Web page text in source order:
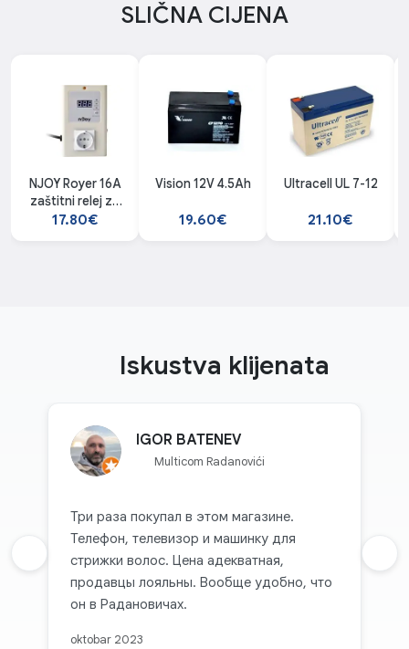
SLIČNA CIJENA
NJOY Royer 16A
zaštitni relej za
napon
17.80€
Vision 12V 4.5Ah
19.60€
Ultracell UL 7-12
21.10€
Iskustva klijenata
IGOR BATENEV
Multicom Radanovići
Три раза покупал в этом магазине.
Телефон, телевизор и машинку для
стрижки волос. Цена адекватная,
продавцы лояльны. Вообще удобно, что
он в Радановичах.
oktobar 2023
Prethodna recenzija